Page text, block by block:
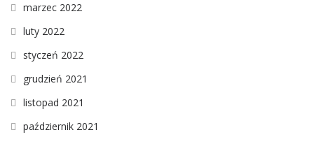
marzec 2022
luty 2022
styczeń 2022
grudzień 2021
listopad 2021
październik 2021